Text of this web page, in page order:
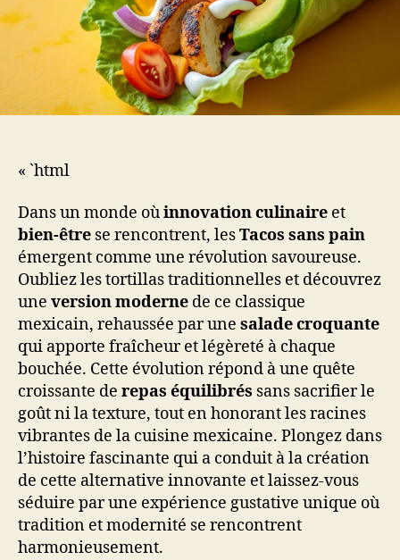
« `html
Dans un monde oùinnovation culinaire et
bien-être se rencontrent, lesTacos sans pain
émergent comme une révolution savoureuse.
Oubliez les tortillas traditionnelles et découvrez
une version moderne de ce classique
mexicain, rehaussée par une salade croquante
qui apporte fraîcheur et légèreté à chaque
bouchée. Cette évolution répond à une quête
croissante de repas équilibrés sans sacrifier le
goût ni la texture, tout en honorant les racines
vibrantes de la cuisine mexicaine. Plongez dans
l’histoire fascinante qui a conduit à la création
de cette alternative innovante et laissez-vous
séduire par une expérience gustative unique où
tradition et modernité se rencontrent
harmonieusement.